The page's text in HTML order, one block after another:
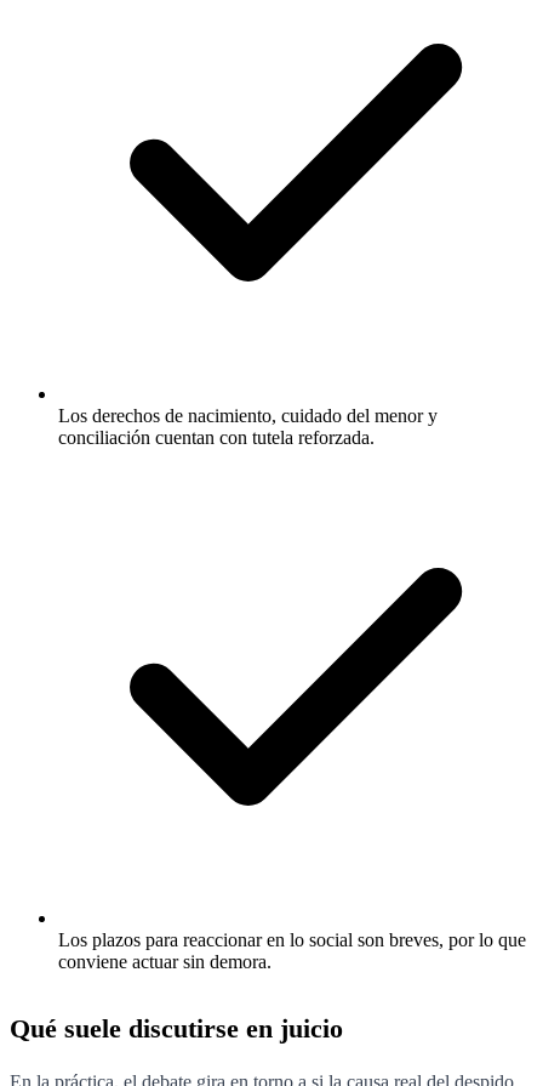
Los derechos de nacimiento, cuidado del menor y
conciliación cuentan con tutela reforzada.
Los plazos para reaccionar en lo social son breves, por lo que
conviene actuar sin demora.
Qué suele discutirse en juicio